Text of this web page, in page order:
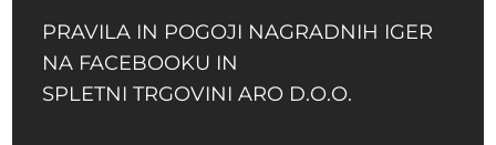
PRAVILA IN POGOJI NAGRADNIH IGER
NA FACEBOOKU IN
SPLETNI TRGOVINI ARO D.O.O.